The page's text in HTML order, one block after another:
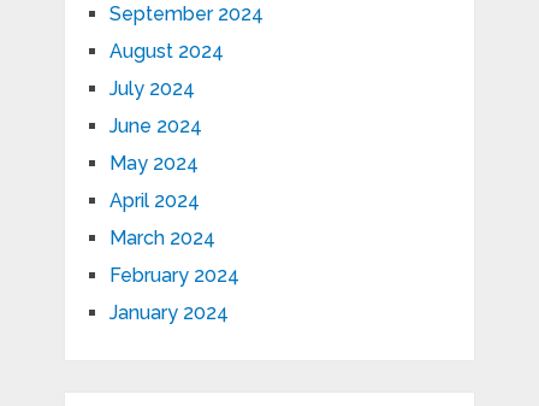
September 2024
August 2024
July 2024
June 2024
May 2024
April 2024
March 2024
February 2024
January 2024